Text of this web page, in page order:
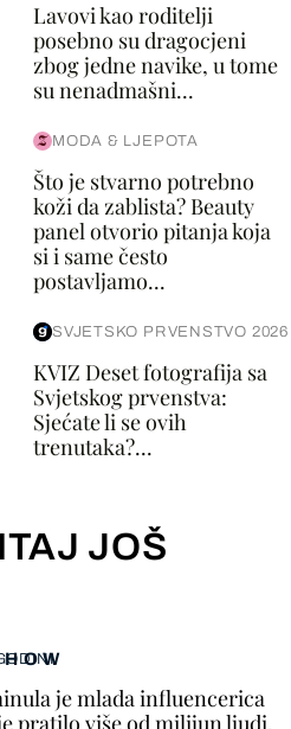
Lavovi kao roditelji
posebno su dragocjeni
zbog jedne navike, u tome
su nenadmašni...
MODA & LJEPOTA
Što je stvarno potrebno
koži da zablista? Beauty
panel otvorio pitanja koja
si i same često
postavljamo...
SVJETSKO PRVENSTVO 2026
KVIZ Deset fotografija sa
Svjetskog prvenstva:
Sjećate li se ovih
trenutaka?...
JOŠ
je mlada influencerica
pratilo više od milijun ljudi,